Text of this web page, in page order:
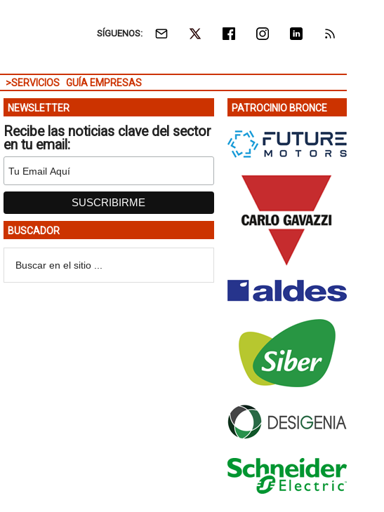
SÍGUENOS:
>SERVICIOS GUÍA EMPRESAS
NEWSLETTER
Recibe las noticias clave del sector
en tu email:
BUSCADOR
PATROCINIO BRONCE